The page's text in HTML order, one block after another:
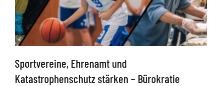
Sportvereine, Ehrenamt und
Katastrophenschutz stärken – Bürokratie